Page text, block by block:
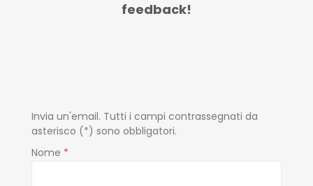
feedback!
Invia un'email. Tutti i campi contrassegnati da
asterisco (*) sono obbligatori.
Nome *